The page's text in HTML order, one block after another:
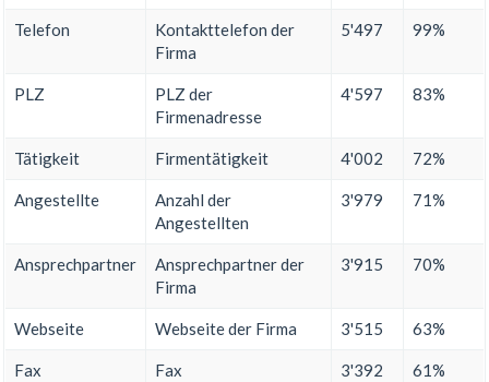
Telefon
Kontakttelefon der
Firma
5'497 99%
PLZ
PLZ der
Firmenadresse
4'597 83%
Tätigkeit Firmentätigkeit 4'002 72%
Angestellte
Anzahl der
Angestellten
3'979 71%
Ansprechpartner
Ansprechpartner der
Firma
3'915 70%
Webseite Webseite der Firma 3'515 63%
Fax Fax 3'392 61%